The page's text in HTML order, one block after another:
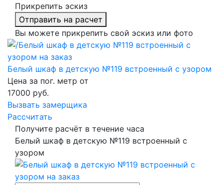
Прикрепить эскиз
Отправить на расчет
Вы можете прикрепить свой эскиз или фото
Белый шкаф в детскую №119 встроенный с узором
Цена за пог. метр от
17000 руб.
Вызвать замерщика
Рассчитать
Получите расчёт в течение часа
Белый шкаф в детскую №119 встроенный с
узором